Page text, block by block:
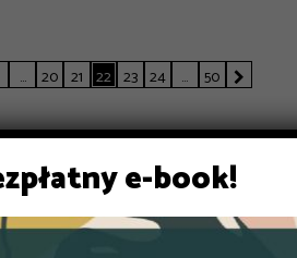
… 20 21 22 23 24 … 50 
e-book!